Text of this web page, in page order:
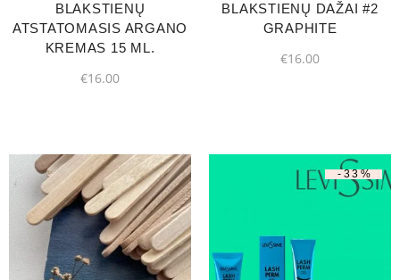
BLAKSTIENŲ
ATSTATOMASIS ARGANO
KREMAS 15 ML.
€16.00
BLAKSTIENŲ DAŽAI #2
GRAPHITE
€16.00
-33%